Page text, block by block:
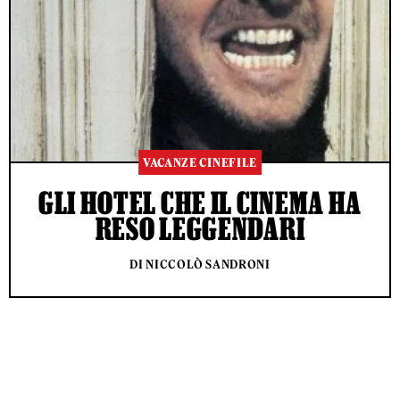
VACANZE CINEFILE
GLI HOTEL CHE IL CINEMA HA
RESO LEGGENDARI
DI NICCOLÒ SANDRONI